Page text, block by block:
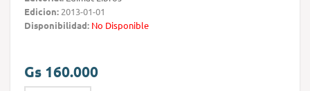
Edicion: 2013-01-01
Disponibilidad: No Disponible
Gs 160.000